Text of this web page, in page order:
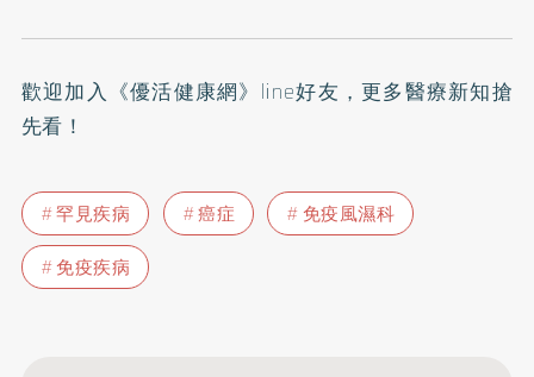
歡迎加入 《優活健康網》line好友 ，更多醫療新知搶
先看！
罕見疾病 癌症
免疫風濕科
免疫疾病